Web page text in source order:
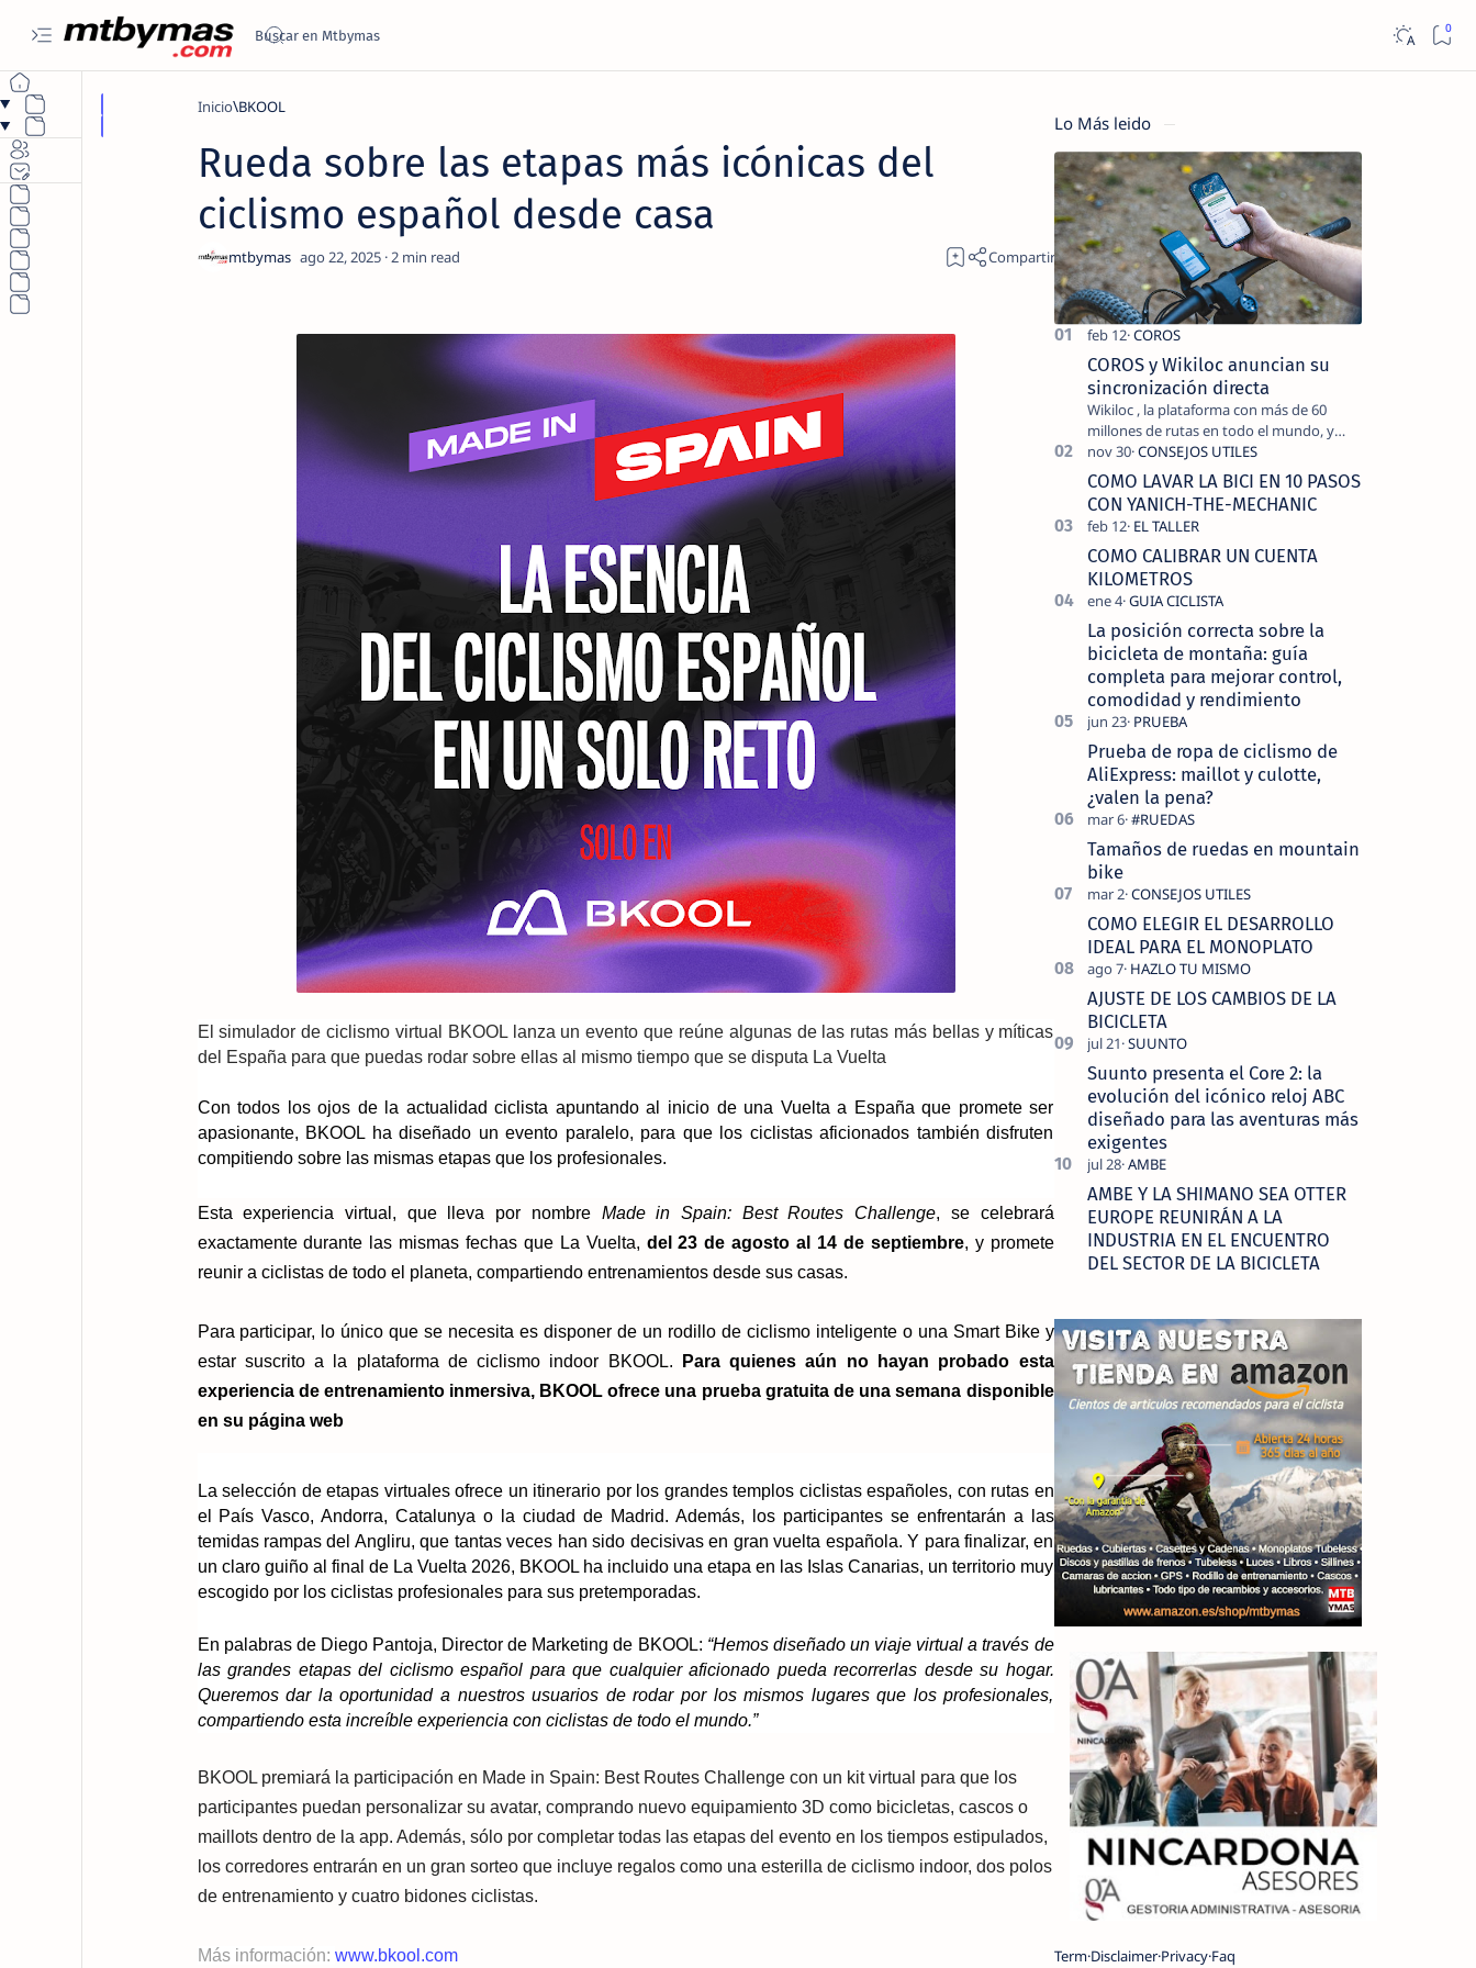
Inicio BKOOL
Rueda sobre las etapas más icónicas del
ciclismo español desde casa
2
El simulador de ciclismo virtual BKOOL lanza un evento que reúne algunas de las rutas más bellas y míticas
del España para que puedas rodar sobre ellas al mismo tiempo que se disputa La Vuelta
Con todos los ojos de la actualidad ciclista apuntando al inicio de una Vuelta a España que promete ser
apasionante, BKOOL ha diseñado un evento paralelo, para que los ciclistas aficionados también disfruten
compitiendo sobre las mismas etapas que los profesionales.
Esta experiencia virtual, que lleva por nombre Made in Spain: Best Routes Challenge, se celebrará
exactamente durante las mismas fechas que La Vuelta, del 23 de agosto al 14 de septiembre, y promete
reunir a ciclistas de todo el planeta, compartiendo entrenamientos desde sus casas.
Para participar, lo único que se necesita es disponer de un rodillo de ciclismo inteligente o una Smart Bike y
estar suscrito a la plataforma de ciclismo indoor BKOOL.
Para quienes aún no hayan probado esta
experiencia de entrenamiento inmersiva, BKOOL ofrece una prueba gratuita de una semana disponible
en su página web
La selección de etapas virtuales ofrece un itinerario por los grandes templos ciclistas españoles, con rutas en
el País Vasco, Andorra, Catalunya o la ciudad de Madrid. Además, los participantes se enfrentarán a las
temidas rampas del Angliru, que tantas veces han sido decisivas en gran vuelta española. Y para finalizar, en
un claro guiño al final de La Vuelta 2026, BKOOL ha incluido una etapa en las Islas Canarias, un territorio muy
escogido por los ciclistas profesionales para sus pretemporadas.
En palabras de Diego Pantoja, Director de Marketing de BKOOL: “Hemos diseñado un viaje virtual a través de
las grandes etapas del ciclismo español para que cualquier aficionado pueda recorrerlas desde su hogar.
Queremos dar la oportunidad a nuestros usuarios de rodar por los mismos lugares que los profesionales,
compartiendo esta increíble experiencia con ciclistas de todo el mundo.”
BKOOL premiará la participación en Made in Spain: Best Routes Challenge con un kit virtual para que los
participantes puedan personalizar su avatar, comprando nuevo equipamiento 3D como bicicletas, cascos o
maillots dentro de la app. Además, sólo por completar todas las etapas del evento en los tiempos estipulados,
los corredores entrarán en un gran sorteo que incluye regalos como una esterilla de ciclismo indoor, dos polos
de entrenamiento y cuatro bidones ciclistas.
Más información: www.bkool.com
Lo Más leido
COROS y Wikiloc anuncian su
sincronización directa
Wikiloc , la plataforma con más de 60
millones de rutas en todo el mundo, y
COROS , marca de dispositivos GPS
reconocida mundialmente por su
tecnolo…
COMO LAVAR LA BICI EN 10 PASOS
CON YANICH-THE-MECHANIC
COMO CALIBRAR UN CUENTA
KILOMETROS
La posición correcta sobre la
bicicleta de montaña: guía
completa para mejorar control,
comodidad y rendimiento
Prueba de ropa de ciclismo de
AliExpress: maillot y culotte,
¿valen la pena?
Tamaños de ruedas en mountain
bike
COMO ELEGIR EL DESARROLLO
IDEAL PARA EL MONOPLATO
AJUSTE DE LOS CAMBIOS DE LA
BICICLETA
Suunto presenta el Core 2: la
evolución del icónico reloj ABC
diseñado para las aventuras más
exigentes
AMBE Y LA SHIMANO SEA OTTER
EUROPE REUNIRÁN A LA
INDUSTRIA EN EL ENCUENTRO
DEL SECTOR DE LA BICICLETA
TermDisclaimerPrivacyFaq